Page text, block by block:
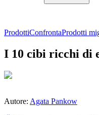
ProdottiConfrontaProdotti
I 10 cibi ricchi di
Autore: Agata Pankow